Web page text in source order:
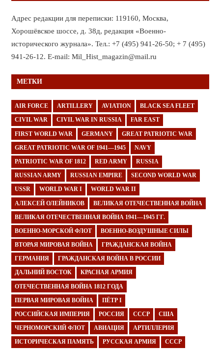
Адрес редакции для переписки: 119160, Москва,
Хорошёвское шоссе, д. 38д, редакция «Военно-
исторического журнала». Тел.: +7 (495) 941-26-50; + 7 (495)
941-26-12. E-mail: Mil_Hist_magazin@mail.ru
МЕТКИ
AIR FORCE ARTILLERY AVIATION BLACK SEA FLEET
CIVIL WAR CIVIL WAR IN RUSSIA FAR EAST
FIRST WORLD WAR GERMANY GREAT PATRIOTIC WAR
GREAT PATRIOTIC WAR OF 1941—1945 NAVY
PATRIOTIC WAR OF 1812 RED ARMY RUSSIA
RUSSIAN ARMY RUSSIAN EMPIRE SECOND WORLD WAR
USSR WORLD WAR I WORLD WAR II
АЛЕКСЕЙ ОЛЕЙНИКОВ ВЕЛИКАЯ ОТЕЧЕСТВЕННАЯ ВОЙНА
ВЕЛИКАЯ ОТЕЧЕСТВЕННАЯ ВОЙНА 1941—1945 ГГ.
ВОЕННО-МОРСКОЙ ФЛОТ ВОЕННО-ВОЗДУШНЫЕ СИЛЫ
ВТОРАЯ МИРОВАЯ ВОЙНА ГРАЖДАНСКАЯ ВОЙНА
ГЕРМАНИЯ ГРАЖДАНСКАЯ ВОЙНА В РОССИИ
ДАЛЬНИЙ ВОСТОК КРАСНАЯ АРМИЯ
ОТЕЧЕСТВЕННАЯ ВОЙНА 1812 ГОДА
ПЕРВАЯ МИРОВАЯ ВОЙНА ПЁТР I
РОССИЙСКАЯ ИМПЕРИЯ РОССИЯ СССР США
ЧЕРНОМОРСКИЙ ФЛОТ АВИАЦИЯ АРТИЛЛЕРИЯ
ИСТОРИЧЕСКАЯ ПАМЯТЬ РУССКАЯ АРМИЯ СССР